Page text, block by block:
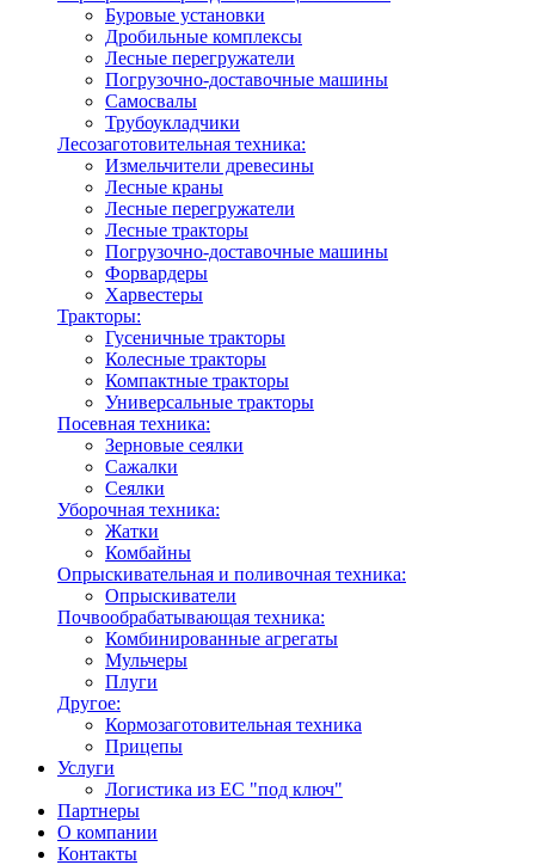
Буровые установки
Дробильные комплексы
Лесные перегружатели
Погрузочно-доставочные машины
Самосвалы
Трубоукладчики
Лесозаготовительная техника:
Измельчители древесины
Лесные краны
Лесные перегружатели
Лесные тракторы
Погрузочно-доставочные машины
Форвардеры
Харвестеры
Тракторы:
Гусеничные тракторы
Колесные тракторы
Компактные тракторы
Универсальные тракторы
Посевная техника:
Зерновые сеялки
Сажалки
Сеялки
Уборочная техника:
Жатки
Комбайны
Опрыскивательная и поливочная техника:
Опрыскиватели
Почвообрабатывающая техника:
Комбинированные агрегаты
Мульчеры
Плуги
Другое:
Кормозаготовительная техника
Прицепы
Услуги
Логистика из ЕС "под ключ"
Партнеры
О компании
Контакты